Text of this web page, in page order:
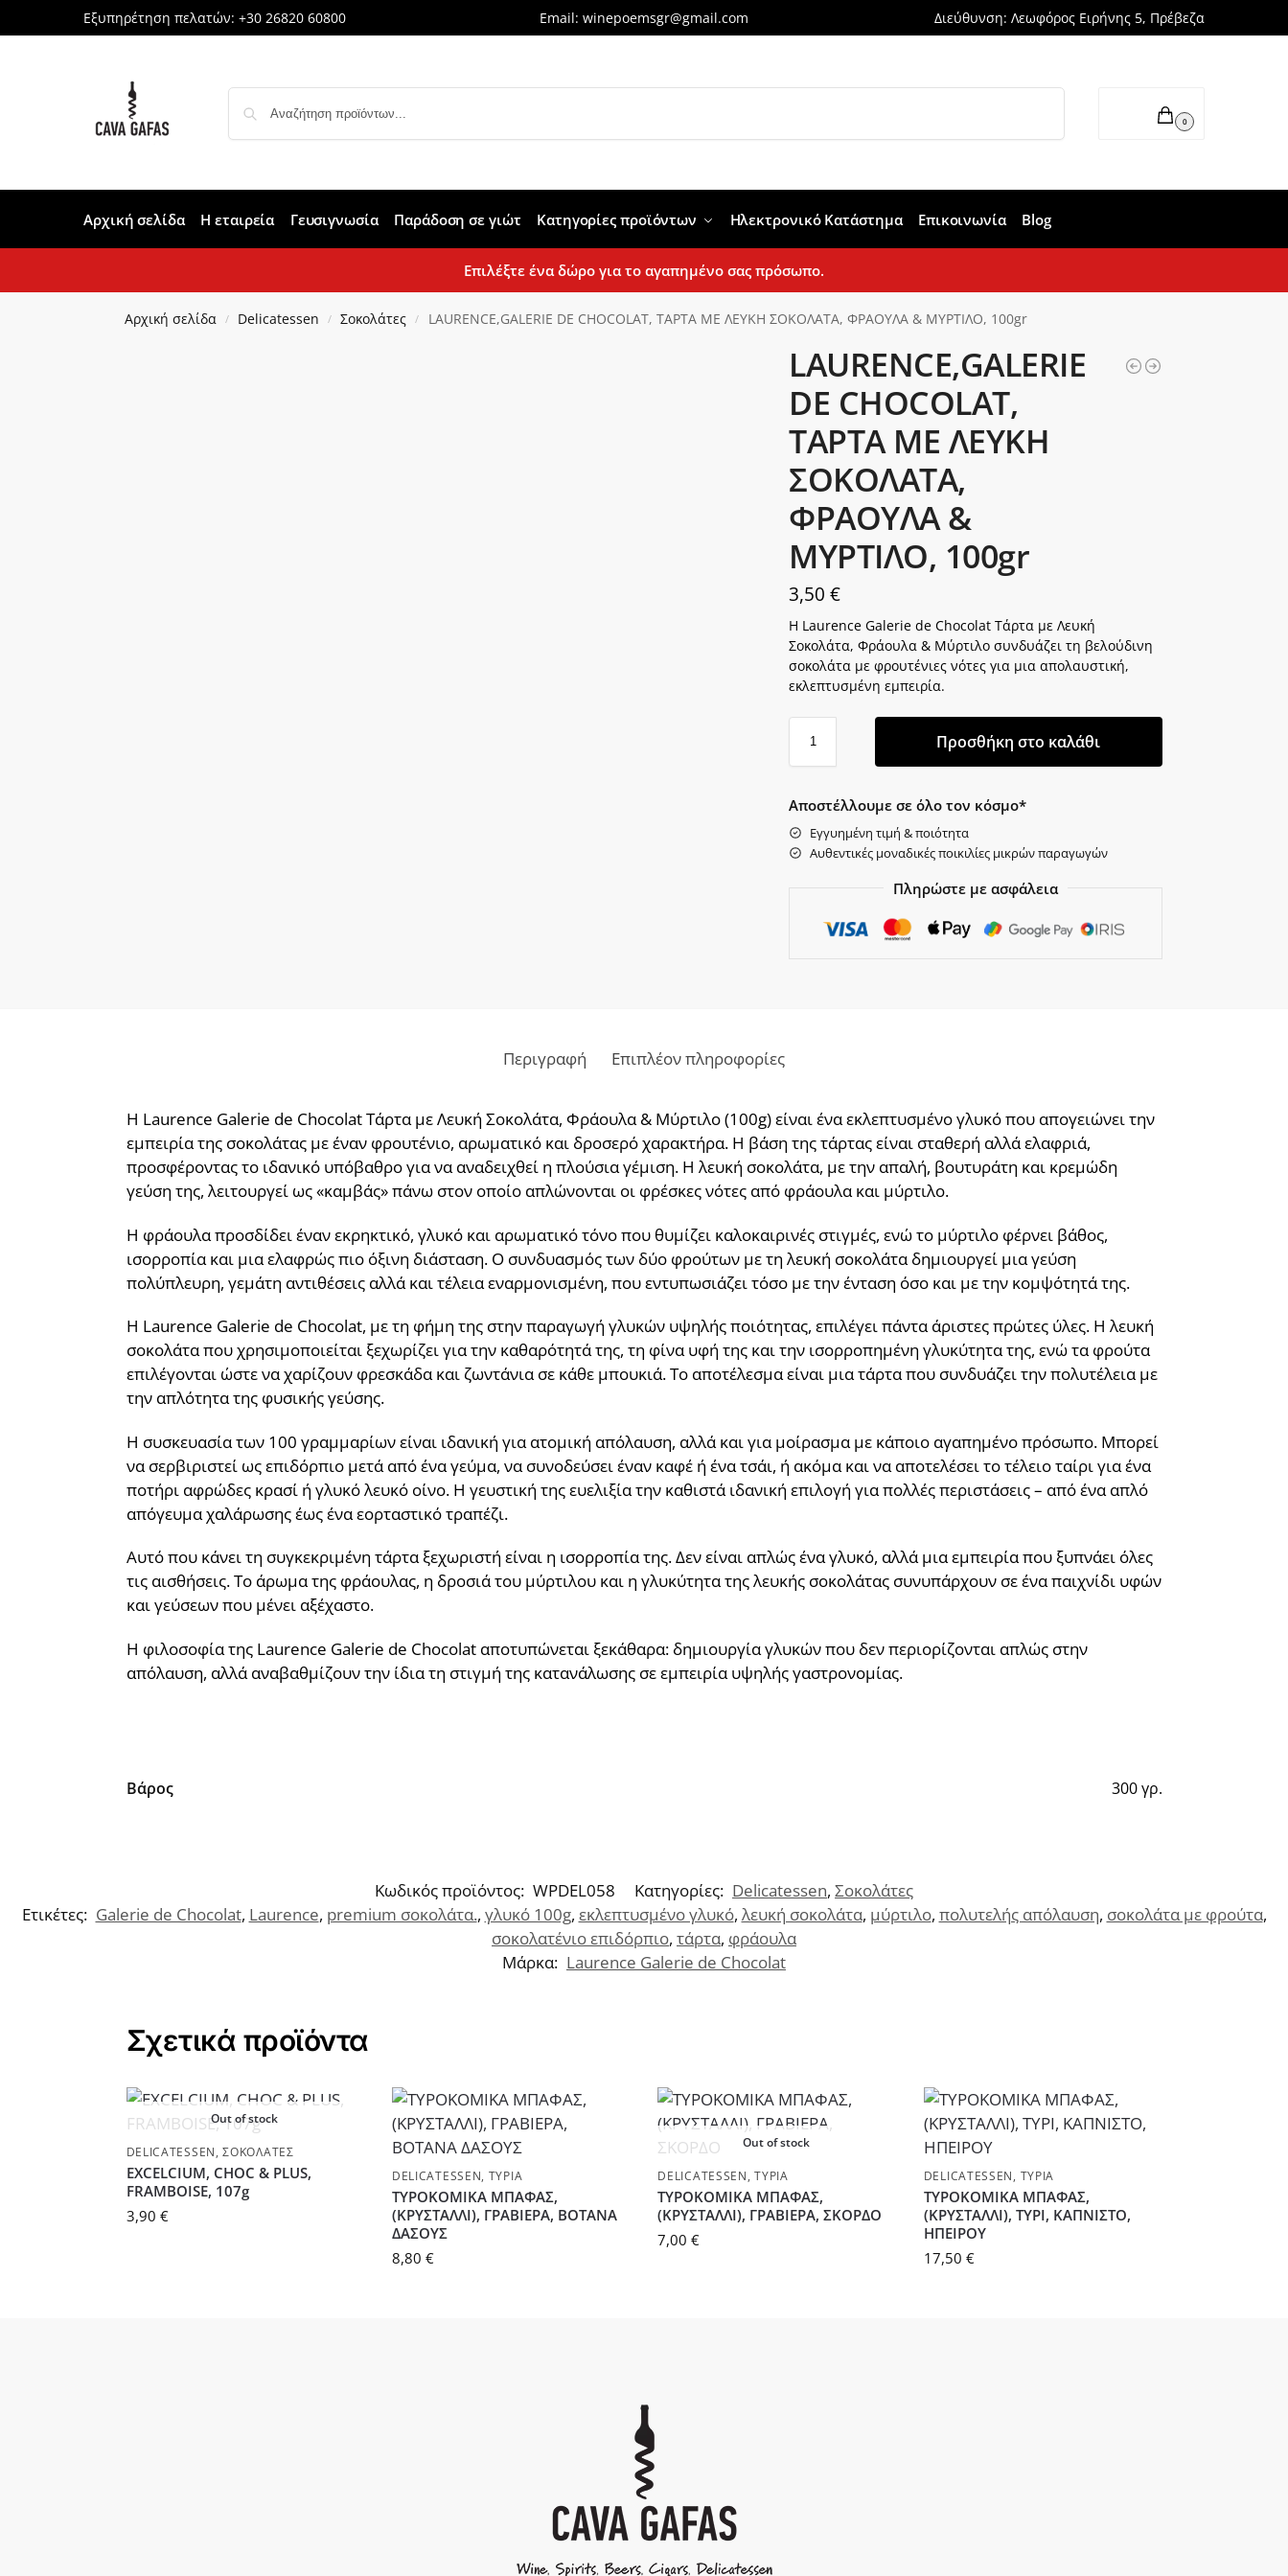
Εξυπηρέτηση πελατών: +30 26820 60800 Email: winepoemsgr@gmail.com Διεύθυνση: Λεωφόρος Ειρήνης 5, Πρέβεζα
0
Αρχική σελίδα Η εταιρεία Γευσιγνωσία Παράδοση σε γιώτ Κατηγορίες προϊόντων Ηλεκτρονικό Κατάστημα Επικοινωνία Blog
Επιλέξτε ένα δώρο για το αγαπημένο σας πρόσωπο.
Αρχική σελίδα / Delicatessen / Σοκολάτες / LAURENCE,GALERIE DE CHOCOLAT, ΤΑΡΤΑ ΜΕ ΛΕΥΚΗ ΣΟΚΟΛΑΤΑ, ΦΡΑΟΥΛΑ & ΜΥΡΤΙΛΟ, 100gr
LAURENCE,GALERIE
DE CHOCOLAT,
ΤΑΡΤΑ ΜΕ ΛΕΥΚΗ
ΣΟΚΟΛΑΤΑ,
ΦΡΑΟΥΛΑ &
ΜΥΡΤΙΛΟ, 100gr
3,50€
Η Laurence Galerie de Chocolat Τάρτα με Λευκή
Σοκολάτα, Φράουλα & Μύρτιλο συνδυάζει τη βελούδινη
σοκολάτα με φρουτένιες νότες για μια απολαυστική,
εκλεπτυσμένη εμπειρία.
Προσθήκη στο καλάθι
Αποστέλλουμε σε όλο τον κόσμο*
Εγγυημένη τιμή & ποιότητα
Αυθεντικές μοναδικές ποικιλίες μικρών παραγωγών
Πληρώστε με ασφάλεια
Περιγραφή Επιπλέον πληροφορίες
Η Laurence Galerie de Chocolat Τάρτα με Λευκή Σοκολάτα, Φράουλα & Μύρτιλο (100g) είναι ένα εκλεπτυσμένο γλυκό που απογειώνει την
εμπειρία της σοκολάτας με έναν φρουτένιο, αρωματικό και δροσερό χαρακτήρα. Η βάση της τάρτας είναι σταθερή αλλά ελαφριά,
προσφέροντας το ιδανικό υπόβαθρο για να αναδειχθεί η πλούσια γέμιση. Η λευκή σοκολάτα, με την απαλή, βουτυράτη και κρεμώδη
γεύση της, λειτουργεί ως «καμβάς» πάνω στον οποίο απλώνονται οι φρέσκες νότες από φράουλα και μύρτιλο.
Η φράουλα προσδίδει έναν εκρηκτικό, γλυκό και αρωματικό τόνο που θυμίζει καλοκαιρινές στιγμές, ενώ το μύρτιλο φέρνει βάθος,
ισορροπία και μια ελαφρώς πιο όξινη διάσταση. Ο συνδυασμός των δύο φρούτων με τη λευκή σοκολάτα δημιουργεί μια γεύση
πολύπλευρη, γεμάτη αντιθέσεις αλλά και τέλεια εναρμονισμένη, που εντυπωσιάζει τόσο με την ένταση όσο και με την κομψότητά της.
Η Laurence Galerie de Chocolat, με τη φήμη της στην παραγωγή γλυκών υψηλής ποιότητας, επιλέγει πάντα άριστες πρώτες ύλες. Η λευκή
σοκολάτα που χρησιμοποιείται ξεχωρίζει για την καθαρότητά της, τη φίνα υφή της και την ισορροπημένη γλυκύτητα της, ενώ τα φρούτα
επιλέγονται ώστε να χαρίζουν φρεσκάδα και ζωντάνια σε κάθε μπουκιά. Το αποτέλεσμα είναι μια τάρτα που συνδυάζει την πολυτέλεια με
την απλότητα της φυσικής γεύσης.
Η συσκευασία των 100 γραμμαρίων είναι ιδανική για ατομική απόλαυση, αλλά και για μοίρασμα με κάποιο αγαπημένο πρόσωπο. Μπορεί
να σερβιριστεί ως επιδόρπιο μετά από ένα γεύμα, να συνοδεύσει έναν καφέ ή ένα τσάι, ή ακόμα και να αποτελέσει το τέλειο ταίρι για ένα
ποτήρι αφρώδες κρασί ή γλυκό λευκό οίνο. Η γευστική της ευελιξία την καθιστά ιδανική επιλογή για πολλές περιστάσεις – από ένα απλό
απόγευμα χαλάρωσης έως ένα εορταστικό τραπέζι.
Αυτό που κάνει τη συγκεκριμένη τάρτα ξεχωριστή είναι η ισορροπία της. Δεν είναι απλώς ένα γλυκό, αλλά μια εμπειρία που ξυπνάει όλες
τις αισθήσεις. Το άρωμα της φράουλας, η δροσιά του μύρτιλου και η γλυκύτητα της λευκής σοκολάτας συνυπάρχουν σε ένα παιχνίδι υφών
και γεύσεων που μένει αξέχαστο.
Η φιλοσοφία της Laurence Galerie de Chocolat αποτυπώνεται ξεκάθαρα: δημιουργία γλυκών που δεν περιορίζονται απλώς στην
απόλαυση, αλλά αναβαθμίζουν την ίδια τη στιγμή της κατανάλωσης σε εμπειρία υψηλής γαστρονομίας.
Βάρος 300 γρ.
Κωδικός προϊόντος: WPDEL058 Κατηγορίες: Delicatessen, Σοκολάτες
Ετικέτες: Galerie de Chocolat, Laurence, premium σοκολάτα., γλυκό 100g, εκλεπτυσμένο γλυκό, λευκή σοκολάτα, μύρτιλο, πολυτελής απόλαυση, σοκολάτα με φρούτα,
σοκολατένιο επιδόρπιο, τάρτα, φράουλα
Μάρκα: Laurence Galerie de Chocolat
Σχετικά προϊόντα
Out of stock
DELICATESSEN ,ΣΟΚΟΛΆΤΕΣ
EXCELCIUM, CHOC & PLUS,
FRAMBOISE, 107g
3,90 €
DELICATESSEN, ΤΥΡΙΆ
ΤΥΡΟΚΟΜΙΚΑ ΜΠΑΦΑΣ,
(ΚΡΥΣΤΑΛΛΙ), ΓΡΑΒΙΕΡΑ, ΒΟΤΑΝΑ
ΔΑΣΟΥΣ
8,80 €
Out of stock
DELICATESSEN ,ΤΥΡΙΆ
ΤΥΡΟΚΟΜΙΚΑ ΜΠΑΦΑΣ,
(ΚΡΥΣΤΑΛΛΙ), ΓΡΑΒΙΕΡΑ, ΣΚΟΡΔΟ
7,00€
DELICATESSEN , ΤΥΡΙΆ
ΤΥΡΟΚΟΜΙΚΑ ΜΠΑΦΑΣ,
(ΚΡΥΣΤΑΛΛΙ), ΤΥΡΙ, ΚΑΠΝΙΣΤΟ,
ΗΠΕΙΡΟΥ
17,50 €